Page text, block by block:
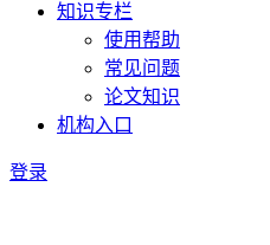
知识专栏
使用帮助
常见问题
论文知识
机构入口
登录